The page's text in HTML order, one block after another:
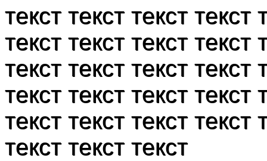
текст текст текст текст
текст текст текст текст
текст текст текст текст
текст текст текст текст
текст текст текст текст
текст текст текст